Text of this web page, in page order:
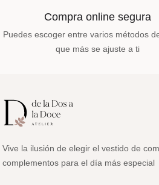
Compra online segura
Puedes escoger entre varios métodos
que más se ajuste a ti
Vive la ilusión de elegir el vestido de
complementos para el día más especial